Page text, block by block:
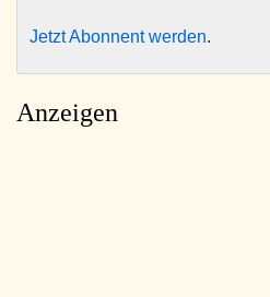
Jetzt Abonnent werden.
Anzeigen